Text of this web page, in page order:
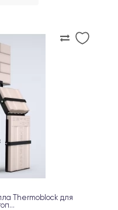
Thermoblock для